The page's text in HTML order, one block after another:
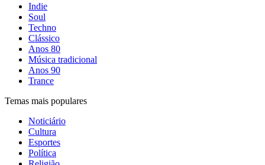
Indie
Soul
Techno
Clássico
Anos 80
Música tradicional
Anos 90
Trance
Temas mais populares
Noticiário
Cultura
Esportes
Política